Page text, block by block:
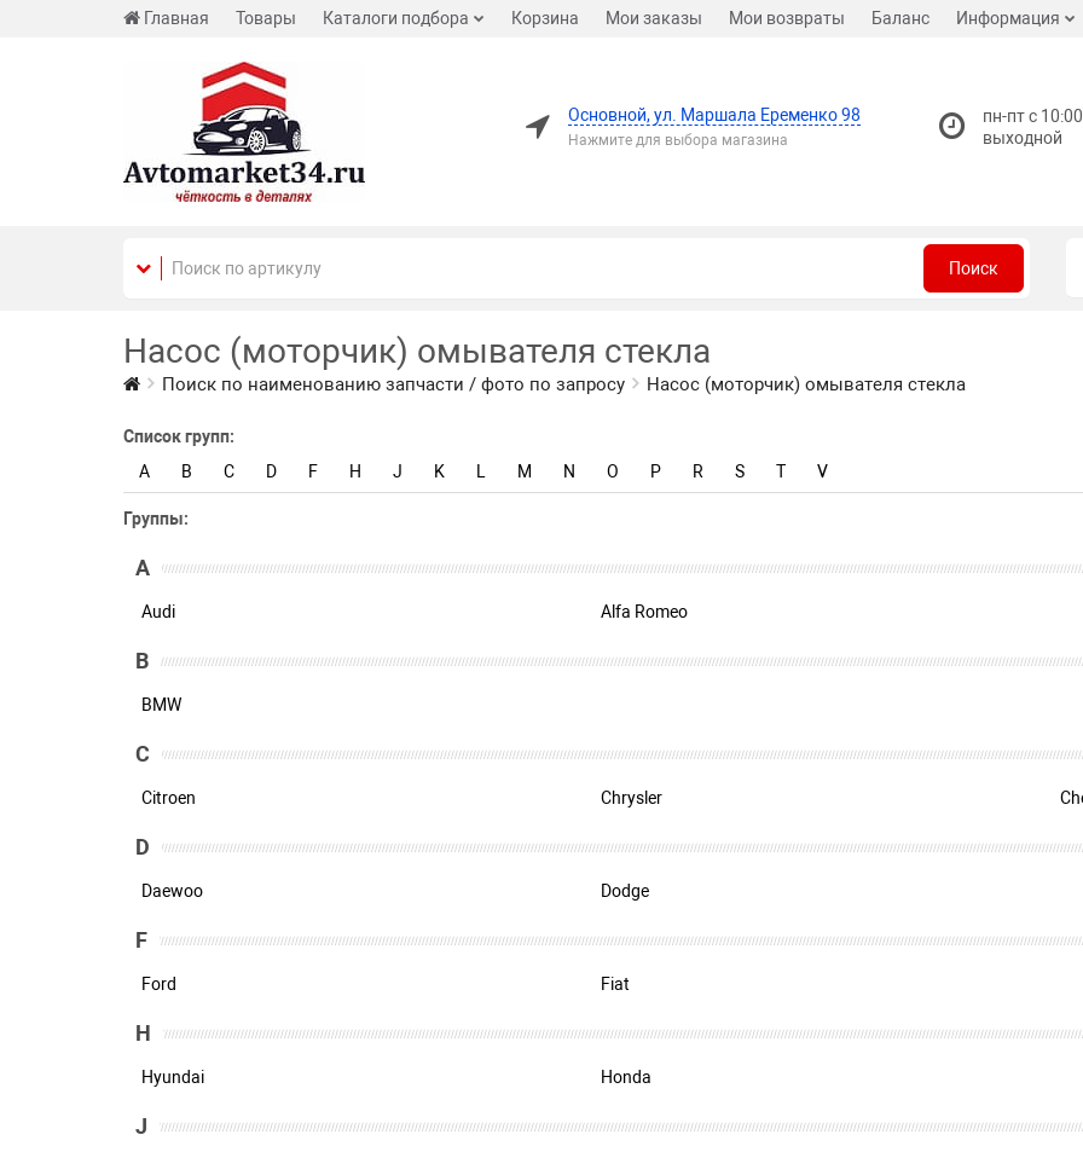
Главная Товары Каталоги подбора Корзина Мои заказы Мои возвраты Баланс Информация
Основной, ул. Маршала Еременко 98
Нажмите для выбора магазина
пн-пт с
выходной
Поиск
Насос (моторчик) омывателя стекла
Поиск по наименованию запчасти / фото по запросу Насос (моторчик) омывателя стекла
Список групп:
A
B C D F H J K M N O P R S T V
Группы:
A
Audi Alfa Romeo
B
BMW
C
Citroen Chrysler
D
Daewoo Dodge
F
Ford Fiat
H
Hyundai Honda
J